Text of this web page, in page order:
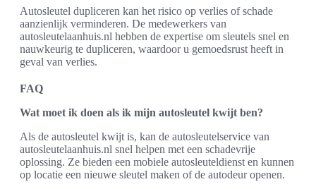
Autosleutel dupliceren kan het risico op verlies of schade
aanzienlijk verminderen. De medewerkers van
autosleutelaanhuis.nl hebben de expertise om sleutels snel en
nauwkeurig te dupliceren, waardoor u gemoedsrust heeft in
geval van verlies.
FAQ
Wat moet ik doen als ik mijn autosleutel kwijt ben?
Als de autosleutel kwijt is, kan de autosleutelservice van
autosleutelaanhuis.nl snel helpen met een schadevrije
oplossing. Ze bieden een mobiele autosleuteldienst en kunnen
op locatie een nieuwe sleutel maken of de autodeur openen.